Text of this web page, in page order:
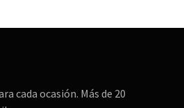
cada ocasión. Más de 20